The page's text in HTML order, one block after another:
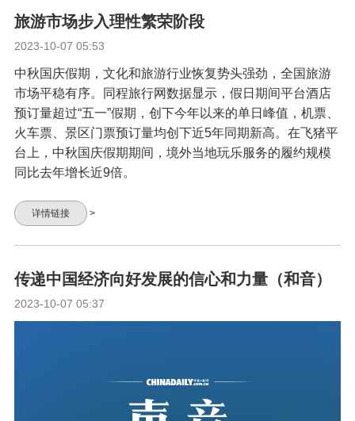
旅游市场步入理性繁荣阶段
2023-10-07 05:53
中秋国庆假期，文化和旅游行业恢复势头强劲，全国旅游
市场平稳有序。同程旅行网数据显示，假日期间平台酒店
预订量超过“五一”假期，创下今年以来的单日峰值，机票、
火车票、景区门票预订量均创下近5年同期新高。在飞猪平
台上，中秋国庆假期期间，境外当地玩乐服务的履约规模
同比去年增长近9倍。
详情链接 >
传递中国经济向好发展的信心和力量（和音）
2023-10-07 05:37